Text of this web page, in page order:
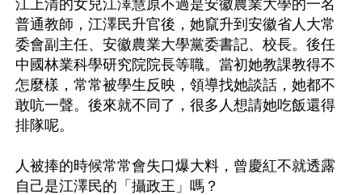
江上清的女兒江澤慧原不過是安徽農業大學的一名
普通教師，江澤民升官後，她竄升到安徽省人大常
委會副主任、安徽農業大學黨委書記、校長。後任
中國林業科學研究院院長等職。當初她教課教得不
怎麼樣，常常被學生反映，領導找她談話，她都不
敢吭一聲。後來就不同了，很多人想請她吃飯還得
排隊呢。
人被捧的時候常常會失口爆大料，曾慶紅不就透露
自己是江澤民的「攝政王」嗎？